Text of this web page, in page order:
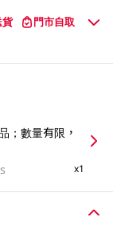
貨 門市自取
；數量有限，
x1